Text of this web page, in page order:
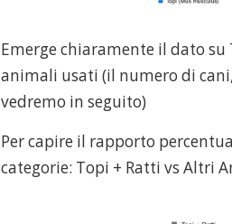
Emerge chiaramente il dato
animali usati (il numero di
vedremo in seguito)
Per capire il rapporto
categorie: Topi + Ratti vs Altri